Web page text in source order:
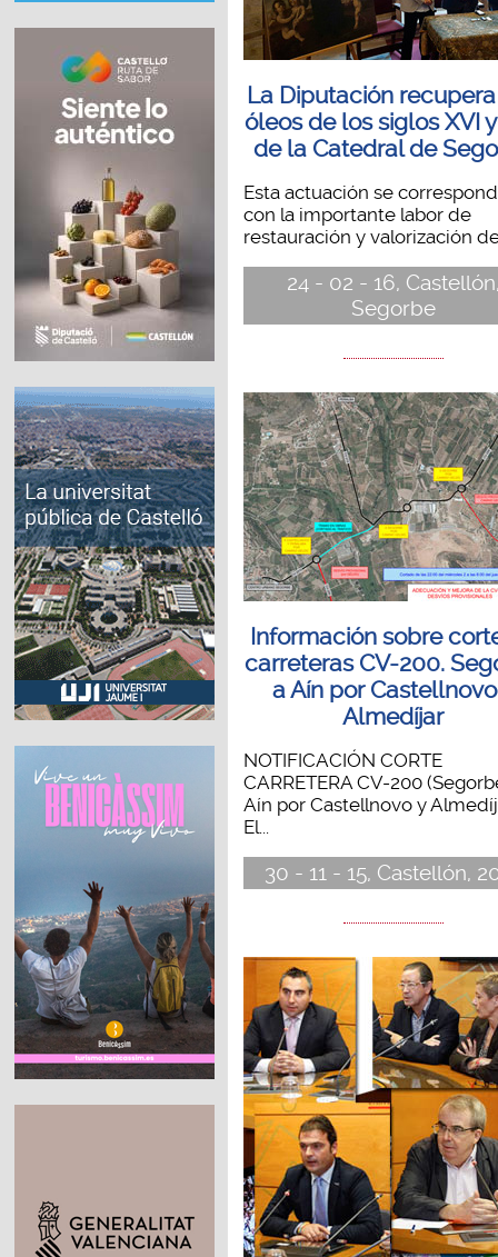
La Diputación
óleos de los siglos XVI
de la Catedral de
Esta actuación se
con la importante labor de
restauración y valorización
24 - 02 - 16,
Segorbe
Información sobre
carreteras CV-200.
a Aín por
Almedíjar
NOTIFICACIÓN CORTE
CARRETERA CV-200
Aín por Castellnovo y
El...
30 - 11 - 15, Castellón,